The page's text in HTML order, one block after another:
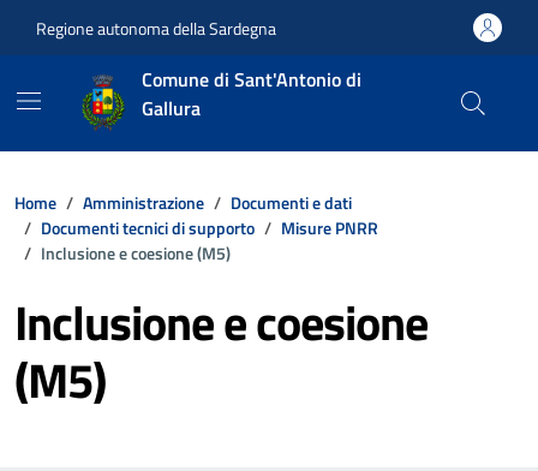
Regione autonoma della Sardegna
Comune di Sant'Antonio di
Gallura
Home Amministrazione
Documenti e dati
Documenti tecnici di supporto
Misure PNRR
Inclusione e coesione (M5)
Inclusione e coesione
(M5)